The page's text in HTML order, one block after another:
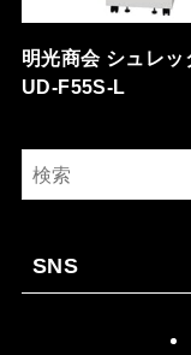
明光商会 シュレッ
UD-F55S-L
SNS